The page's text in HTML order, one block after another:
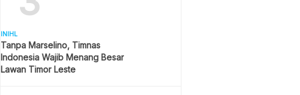
INIHL
Tanpa Marselino, Timnas
Indonesia Wajib Menang Besar
Lawan Timor Leste